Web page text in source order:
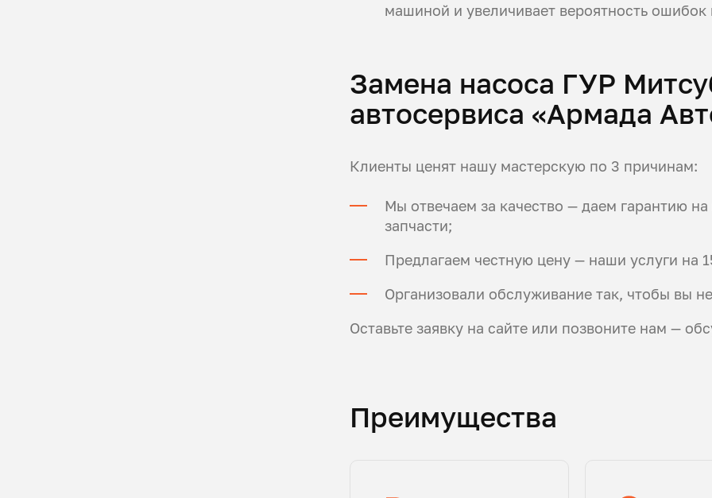
машиной и увеличивает вероятность ошибок
Замена насоса ГУР
автосервиса «Армада
Клиенты ценят нашу мастерскую по 3 причинам:
Мы отвечаем за качество — даем гарантию
запчасти;
Предлагаем честную цену — наши услуги на
Организовали обслуживание так, чтобы вы
Оставьте заявку на сайте или позвоните нам —
Преимущества